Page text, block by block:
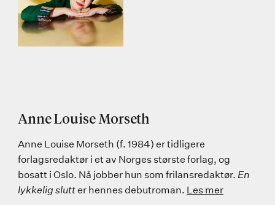
Anne Louise Morseth
Anne Louise Morseth (f. 1984) er tidligere
forlagsredaktør i et av Norges største forlag, og
bosatt i Oslo. Nå jobber hun som frilansredaktør. En
lykkelig slutter hennes debutroman. Les mer